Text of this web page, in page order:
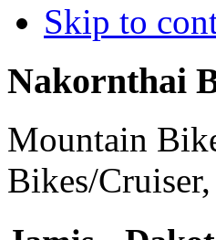
Skip to
Nakornthai
Mountain
Bikes/